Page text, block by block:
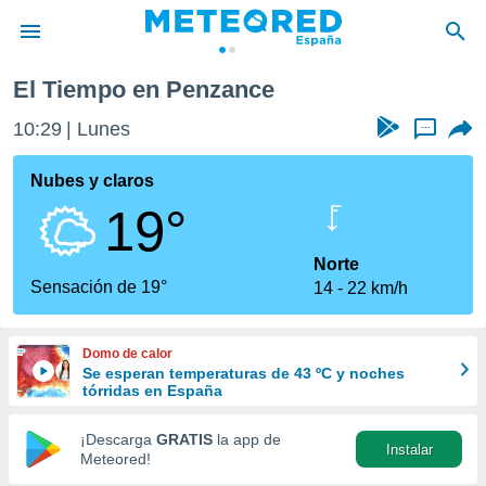
de
por
que se
calidad.
a este
las
y
forma
digital
basada
El Tiempo en Penzance
10:29 Lunes ...
Nubes y claros
19°
Sensación de 19°
Norte
14
22 km/h
Domo de calor
Se esperan temperaturas de 43 ºC y noches
tórridas en España
¡Descarga GRATIS la app de
Meteored!
Instalar